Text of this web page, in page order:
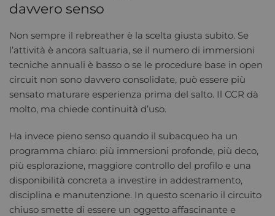
davvero senso
Non sempre il rebreather è la scelta giusta subito. Se
l’attività è ancora saltuaria, se il numero di immersioni
tecniche annuali è basso o se le procedure base in open
circuit non sono davvero consolidate, può essere più
sensato maturare esperienza prima del salto. Il CCR dà
molto, ma chiede continuità d’uso.
Ha invece pieno senso quando il subacqueo ha un
programma chiaro: più immersioni profonde, più deco,
più esplorazione, maggiore controllo del profilo e una
disponibilità concreta a investire in addestramento,
disciplina e manutenzione. In questo scenario il circuito
chiuso smette di essere un oggetto affascinante e